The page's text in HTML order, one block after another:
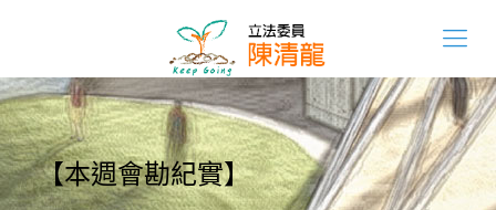
【本週會勘紀實】